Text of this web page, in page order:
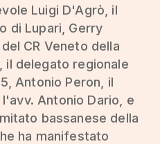
Luigi D'Agrò, il
di Lupari, Gerry
CR Veneto della
il delegato regionale
Antonio Peron, il
Antonio Dario, e
bassanese della
ha manifestato